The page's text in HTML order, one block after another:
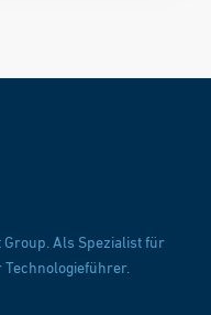
Als Spezialist für